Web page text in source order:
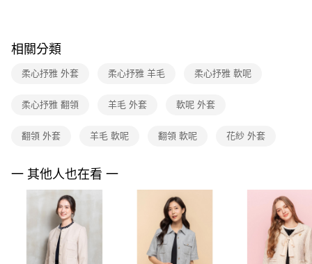
【「AFTEE先享後付」結帳流程】
１．於結帳方式選擇「AFTEE先享後付」後，將跳轉至「AFTEE先享後付」
結帳頁面，進行簡訊認證並確認金額後，即可完成結帳。
ATM／網路銀行／等多元方式進行付款，方視為交易完成。
購買商品的店家。未經商家同意取消之訂單仍視為有效，需透過AFTEE先享
是否繳費成功／繳費後需取消欲退款等相關疑問，請聯繫「AFTEE先享後付
客戶支援中心」https://netprotections.freshdesk.com/support/home
【注意事項】
１．透過由恩沛科技股份有限公司提供之「AFTEE先享後付」服務完成之交
易，需依本服務之必要範圍內提供個人資料，並將交易相關給付款項請求債
權轉讓予恩沛科技股份有限公司。
２．關於個人資料處理事宜，請瀏覽以下網址：
每筆NT$90，滿NT$3,600(含以上)免運費
付款後7-11取貨
每筆NT$90，滿NT$3,600(含以上)免運費
每筆NT$200，滿NT$8,000(含以上)免運費
付款後門市自取
相關分類
柔心抒雅 外套 柔心抒雅 羊毛 柔心抒雅 軟呢
柔心抒雅 翻領 羊毛 外套 軟呢 外套
翻領 外套 羊毛 軟呢 翻領 軟呢 花紗 外套
一 其他人也在看 一